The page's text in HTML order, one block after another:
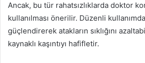
Ancak, bu tür rahatsızlıklarda doktor
kullanılması önerilir. Düzenli
güçlendirerek atakların sıklığını
kaynaklı kaşıntıyı hafifletir.